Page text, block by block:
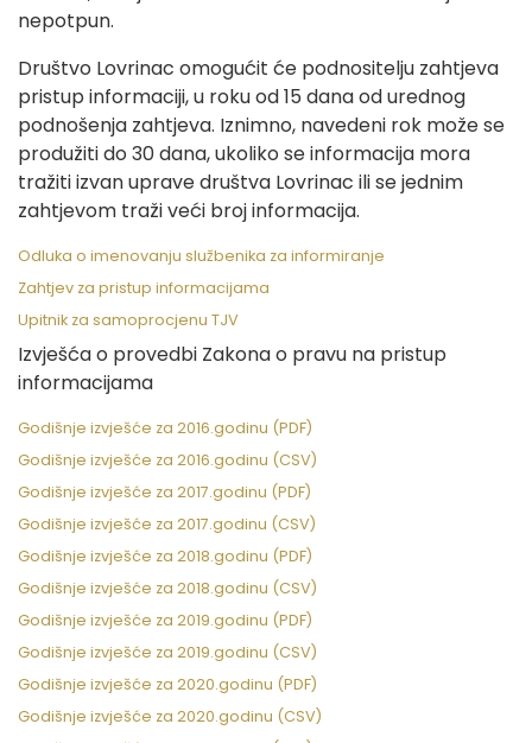
nepotpun.
Društvo Lovrinac omogućit će podnositelju zahtjeva
pristup informaciji, u roku od 15 dana od urednog
podnošenja zahtjeva. Iznimno, navedeni rok može se
produžiti do 30 dana, ukoliko se informacija mora
tražiti izvan uprave društva Lovrinac ili se jednim
zahtjevom traži veći broj informacija.
Odluka o imenovanju službenika za informiranje
Zahtjev za pristup informacijama
Upitnik za samoprocjenu TJV
Izvješća o provedbi Zakona o pravu na pristup
informacijama
Godišnje izvješće za 2016.godinu (PDF)
Godišnje izvješće za 2016.godinu (CSV)
Godišnje izvješće za 2017.godinu (PDF)
Godišnje izvješće za 2017.godinu (CSV)
Godišnje izvješće za 2018.godinu (PDF)
Godišnje izvješće za 2018.godinu (CSV)
Godišnje izvješće za 2019.godinu (PDF)
Godišnje izvješće za 2019.godinu (CSV)
Godišnje izvješće za 2020.godinu (PDF)
Godišnje izvješće za 2020.godinu (CSV)